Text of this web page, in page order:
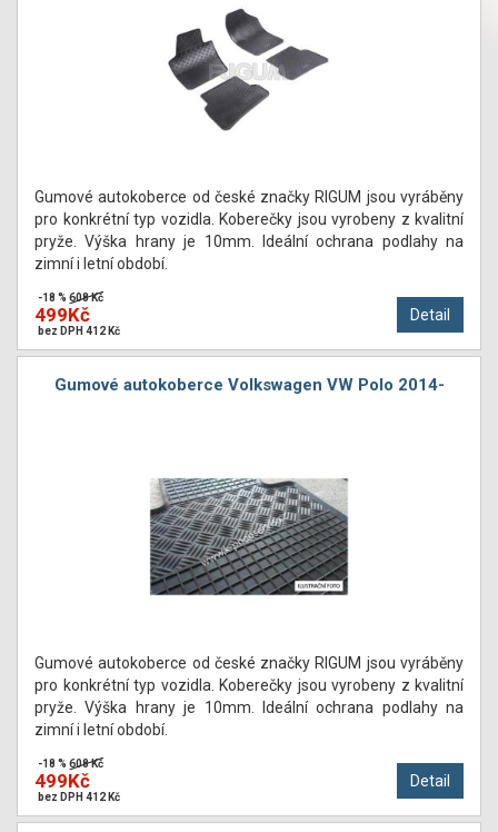
Gumové autokoberce od české značky RIGUM jsou vyráběny
pro konkrétní typ vozidla. Koberečky jsou vyrobeny z kvalitní
pryže. Výška hrany je 10mm. Ideální ochrana podlahy na
zimní i letní období.
Detail
-18 % 608 Kč
499Kč
bez DPH 412 Kč
Gumové autokoberce Volkswagen VW Polo 2014-
Gumové autokoberce od české značky RIGUM jsou vyráběny
pro konkrétní typ vozidla. Koberečky jsou vyrobeny z kvalitní
pryže. Výška hrany je 10mm. Ideální ochrana podlahy na
zimní i letní období.
Detail
-18 % 608 Kč
499Kč
bez DPH 412 Kč